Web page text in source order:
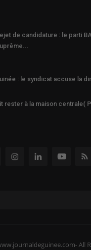
de candidature : le parti
: le syndicat accuse la
rester à la maison centrale(
All